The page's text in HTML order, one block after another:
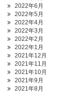
2022年6月
2022年5月
2022年4月
2022年3月
2022年2月
2022年1月
2021年12月
2021年11月
2021年10月
2021年9月
2021年8月